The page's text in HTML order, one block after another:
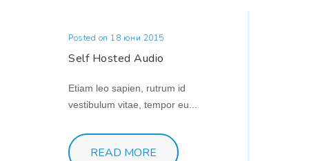
Posted on 18 юни 2015
Self Hosted Audio
Etiam leo sapien, rutrum id
vestibulum vitae, tempor eu...
READ MORE